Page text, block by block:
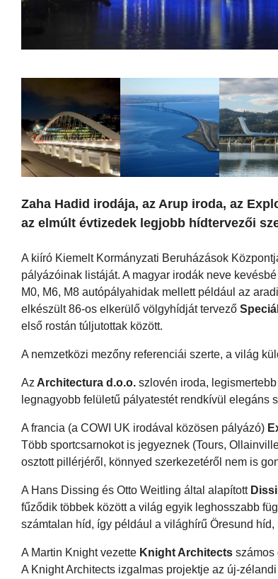
Zaha Hadid irodája, az Arup iroda, az
az elmúlt évtizedek legjobb hídtervezői
A kiíró Kiemelt Kormányzati Beruházások
pályázóinak listáját. A magyar irodák neve
M0, M6, M8 autópályahidak mellett például az
elkészült 86-os elkerülő völgyhídját tervező
első rostán túljutottak között.
A nemzetközi mezőny referenciái szerte, a világ
Az Architectura d.o.o. szlovén iroda,
legnagyobb felületű pályatestét rendkívül elegáns
A francia (a COWI UK irodával közösen pályázó)
Több sportcsarnokot is jegyeznek (Tours,
osztott pillérjéről, könnyed szerkezetéről nem is
A Hans Dissing és Otto Weitling által alapított
fűződik többek között a világ egyik leghosszabb
számtalan híd, így például a világhírű Öresund
A Martin Knight vezette Knight Architects számos
A Knight Architects izgalmas projektje az új-